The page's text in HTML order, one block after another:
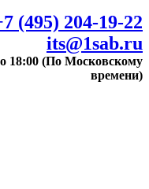
(495) 204-19-22
its@1sab.ru
18:00 (По Московскому
времени)